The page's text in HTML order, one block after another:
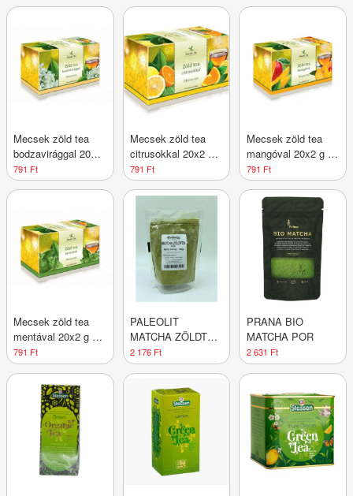
Mecsek zöld tea
bodzavirággal 20x2
g 40 g
791 Ft
Mecsek zöld tea
citrusokkal 20x2 g
40 g
791 Ft
Mecsek zöld tea
mangóval 20x2 g 40
g
791 Ft
Mecsek zöld tea
mentával 20x2 g 40
g
791 Ft
PALEOLIT
MATCHA ZÖLDTEA
POR 100G
2 176 Ft
PRANA BIO
MATCHA POR
2 631 Ft